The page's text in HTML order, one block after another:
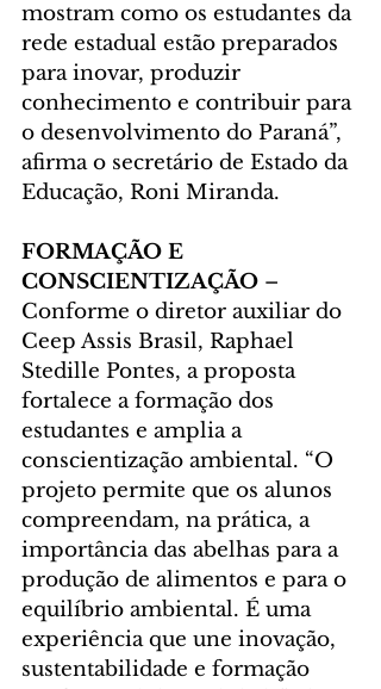
mostram como os estudantes da
rede estadual estão preparados
para inovar, produzir
conhecimento e contribuir para
o desenvolvimento do Paraná”,
afirma o secretário de Estado da
Educação, Roni Miranda.
FORMAÇÃO E
CONSCIENTIZAÇÃO –
Conforme o diretor auxiliar do
Ceep Assis Brasil, Raphael
Stedille Pontes, a proposta
fortalece a formação dos
estudantes e amplia a
conscientização ambiental. “O
projeto permite que os alunos
compreendam, na prática, a
importância das abelhas para a
produção de alimentos e para o
equilíbrio ambiental. É uma
experiência que une inovação,
sustentabilidade e formação